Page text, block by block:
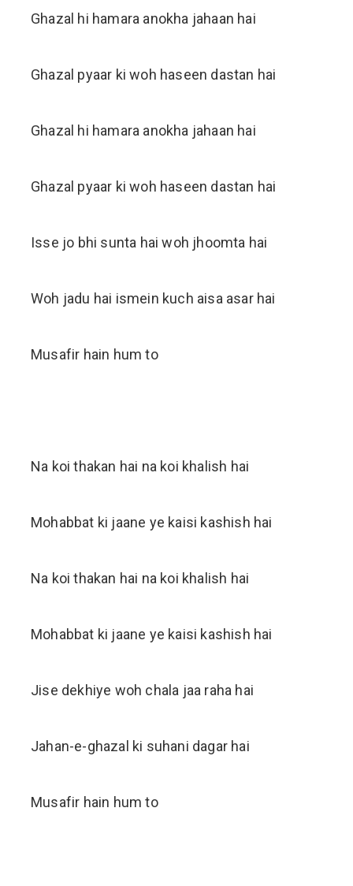
Ghazal hi hamara anokha jahaan hai
Ghazal pyaar ki woh haseen dastan hai
Ghazal hi hamara anokha jahaan hai
Ghazal pyaar ki woh haseen dastan hai
Isse jo bhi sunta hai woh jhoomta hai
Woh jadu hai ismein kuch aisa asar hai
Musafir hain hum to
Na koi thakan hai na koi khalish hai
Mohabbat ki jaane ye kaisi kashish hai
Na koi thakan hai na koi khalish hai
Mohabbat ki jaane ye kaisi kashish hai
Jise dekhiye woh chala jaa raha hai
Jahan-e-ghazal ki suhani dagar hai
Musafir hain hum to